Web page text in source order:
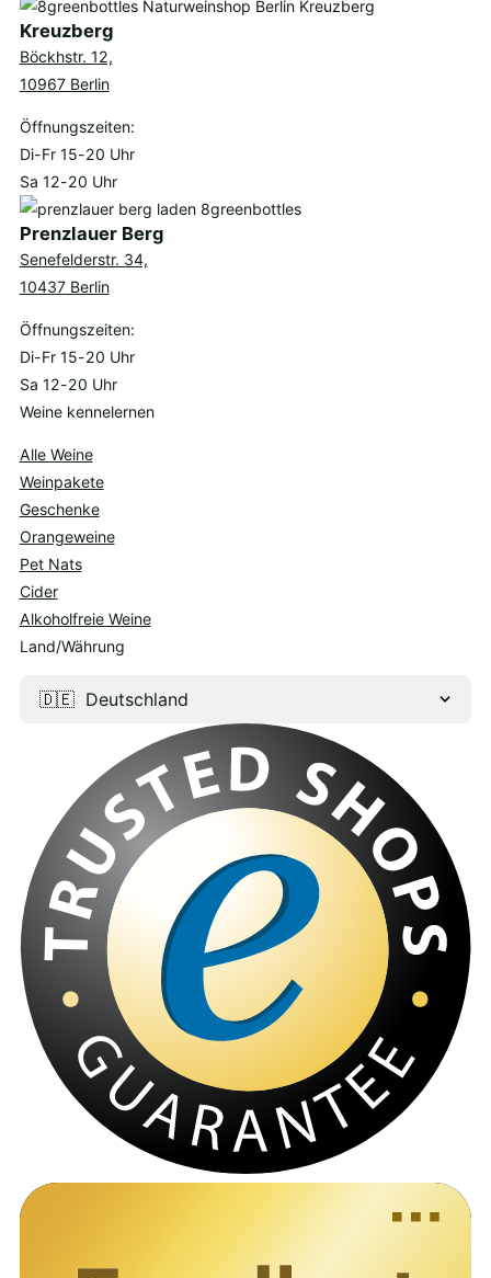
Kreuzberg
Böckhstr. 12,
10967 Berlin
Öffnungszeiten:
Di-Fr 15-20 Uhr
Sa 12-20 Uhr
Prenzlauer Berg
Senefelderstr. 34,
10437 Berlin
Öffnungszeiten:
Di-Fr 15-20 Uhr
Sa 12-20 Uhr
Weine kennelernen
Alle Weine
Weinpakete
Geschenke
Orangeweine
Pet Nats
Cider
Alkoholfreie Weine
Land/Währung